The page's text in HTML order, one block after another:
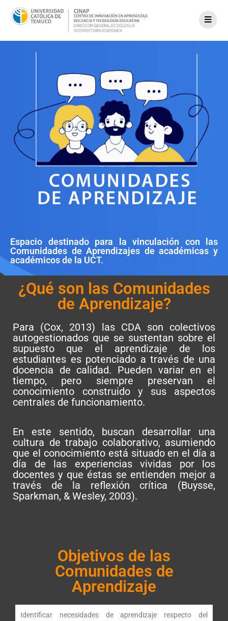
Espacio destinado para la vinculación con las
Comunidades de Aprendizajes de académicas y
académicos de la UCT.
¿Qué son las Comunidades
de Aprendizaje?
Para (Cox, 2013) las CDA son colectivos
autogestionados que se sustentan sobre el
supuesto que el aprendizaje de los
estudiantes es potenciado a través de una
docencia de calidad. Pueden variar en el
tiempo, pero siempre preservan el
conocimiento construido y sus aspectos
centrales de funcionamiento.
En este sentido, buscan desarrollar una
cultura de trabajo colaborativo, asumiendo
que el conocimiento está situado en el día a
día de las experiencias vividas por los
docentes y que éstas se entienden mejor a
través de la reflexión crítica (Buysse,
Sparkman, & Wesley, 2003).
Objetivos de las
Comunidades de
Aprendizaje
Identificar necesidades de aprendizaje respecto del